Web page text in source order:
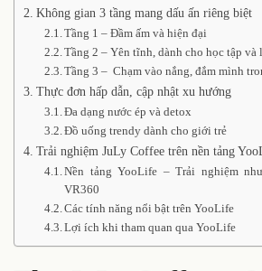
Không gian 3 tầng mang dấu ấn riêng biệt
Tầng 1 – Đầm ấm và hiện đại
Tầng 2 – Yên tĩnh, dành cho học tập và
Tầng 3 – Chạm vào nắng, đắm mình
Thực đơn hấp dẫn, cập nhật xu hướng
Đa dạng nước ép và detox
Đồ uống trendy dành cho giới trẻ
Trải nghiệm JuLy Coffee trên nền tảng
Nền tảng YooLife – Trải nghiệm
VR360
Các tính năng nổi bật trên YooLife
Lợi ích khi tham quan qua YooLife